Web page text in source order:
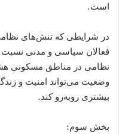
است.
در شرایطی که تنش‌های
فعالان سیاسی و مدنی نسبت
نظامی در مناطق مسکونی
وضعیت می‌تواند امنیت و
بیشتری روبه‌رو کند.
بخش سوم: